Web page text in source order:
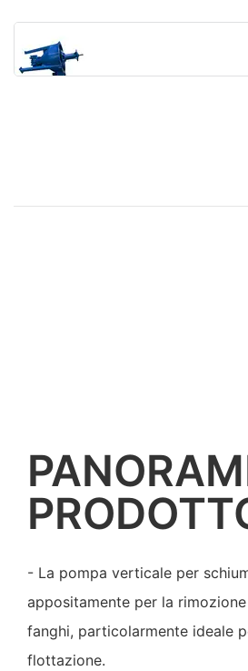
- La pompa verticale per
appositamente per la
fanghi, particolarmente ideale
flottazione.